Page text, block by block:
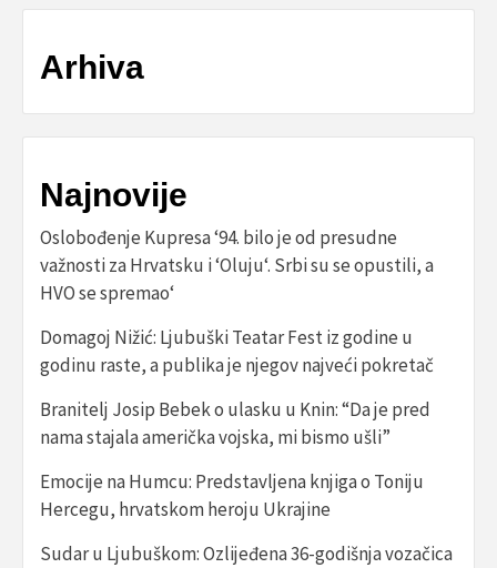
Arhiva
Najnovije
Oslobođenje Kupresa ‘94. bilo je od presudne
važnosti za Hrvatsku i ‘Oluju‘. Srbi su se opustili, a
HVO se spremao‘
Domagoj Nižić: Ljubuški Teatar Fest iz godine u
godinu raste, a publika je njegov najveći pokretač
Branitelj Josip Bebek o ulasku u Knin: “Da je pred
nama stajala američka vojska, mi bismo ušli”
Emocije na Humcu: Predstavljena knjiga o Toniju
Hercegu, hrvatskom heroju Ukrajine
Sudar u Ljubuškom: Ozlijeđena 36-godišnja vozačica